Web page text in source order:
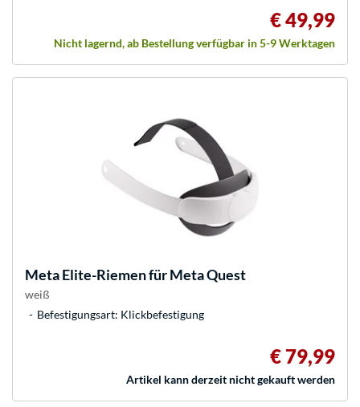
€ 49,99
Nicht lagernd, ab Bestellung verfügbar in 5-9 Werktagen
MetaElite-Riemen für Meta Quest
weiß
Befestigungsart: Klickbefestigung
€ 79,99
Artikel kann derzeit nicht gekauft werden